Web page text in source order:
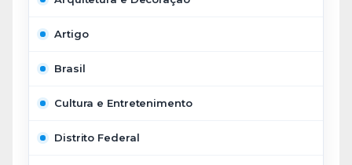
Artigo
Brasil
Cultura e Entretenimento
Distrito Federal